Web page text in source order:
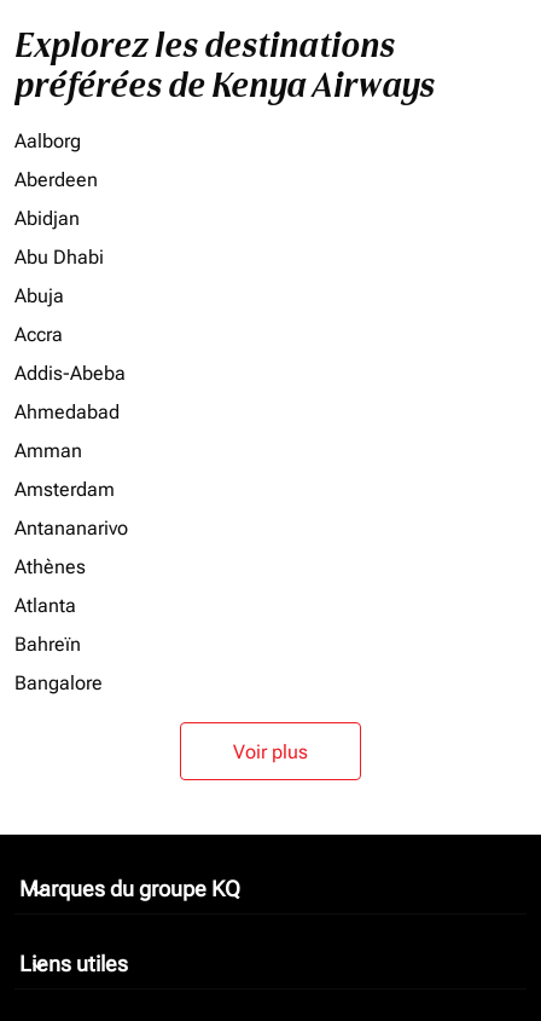
Explorez les destinations
préférées de Kenya Airways
Aalborg
Aberdeen
Abidjan
Abu Dhabi
Abuja
Accra
Addis-Abeba
Ahmedabad
Amman
Amsterdam
Antananarivo
Athènes
Atlanta
Bahreïn
Bangalore
Voir plus
Marques du groupe KQ
keyboard_arrow_down
Liens utiles
keyboard_arrow_down